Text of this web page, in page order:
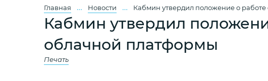
Главная … Новости … Кабмин утвердил положение о
Кабмин утвердил
облачной платформы
Печать